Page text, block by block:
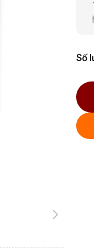
Số